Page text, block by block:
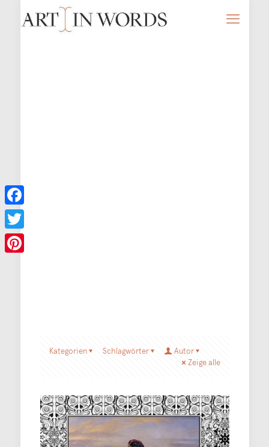
Kategorien Schlagwörter
Autor
Zeige alle
Facebook
Twitter